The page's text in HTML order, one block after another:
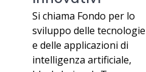
Si chiama Fondo per lo
sviluppo delle tecnologie
e delle applicazioni di
intelligenza artificiale,